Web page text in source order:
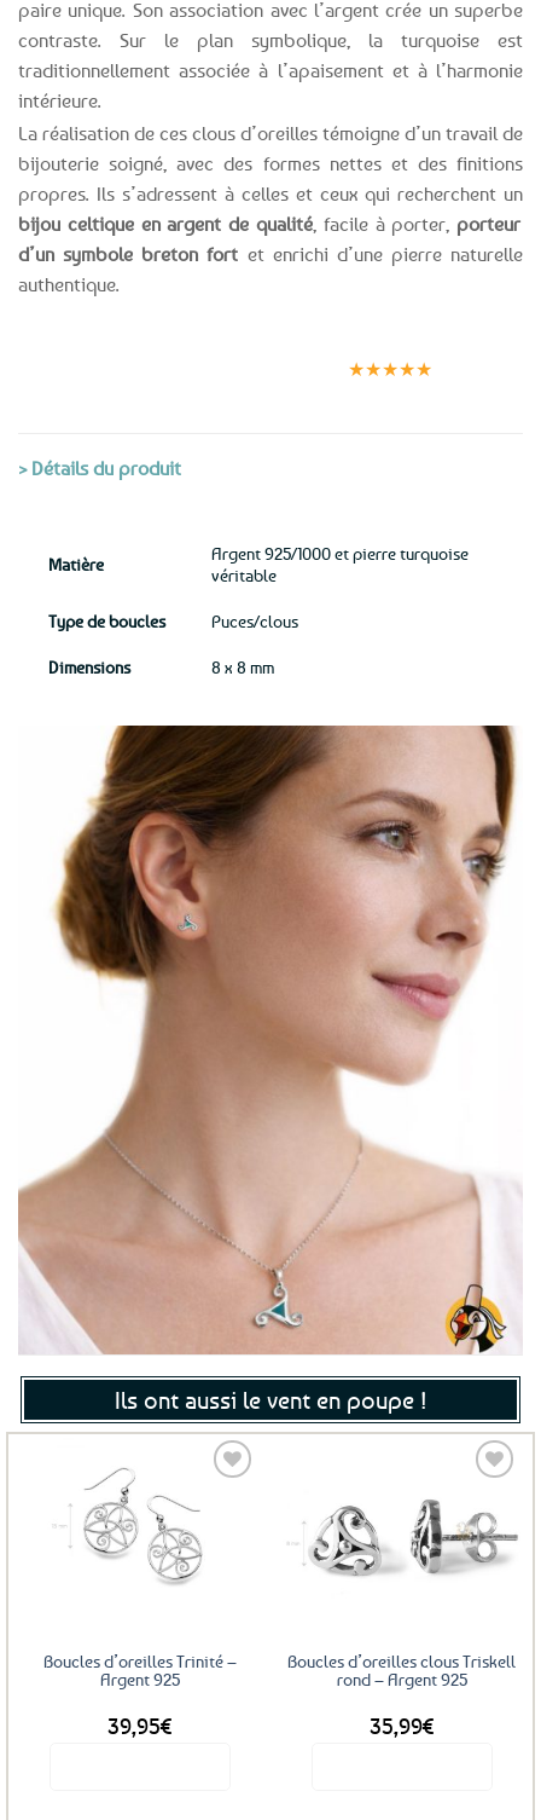
paire unique. Son association avec l’argent crée un superbe
contraste. Sur le plan symbolique, la turquoise est
traditionnellement associée à l’apaisement et à l’harmonie
intérieure.
La réalisation de ces clous d’oreilles témoigne d’un travail de
bijouterie soigné, avec des formes nettes et des finitions
propres. Ils s’adressent à celles et ceux qui recherchent un
bijou celtique en argent de qualité, facile à porter, porteur
d’un symbole breton fort et enrichi d’une pierre naturelle
authentique.
★★★★★
> Détails du produit
Matière
Argent 925/1000 et pierre turquoise
véritable
Type de boucles Puces/clous
Dimensions 8 x 8 mm
Ils ont aussi le vent en poupe !
Boucles d’oreilles Trinité –
Argent 925
39,95€
Ajouter
aux
favoris
Boucles d’oreilles clous Triskell
rond – Argent 925
35,99€